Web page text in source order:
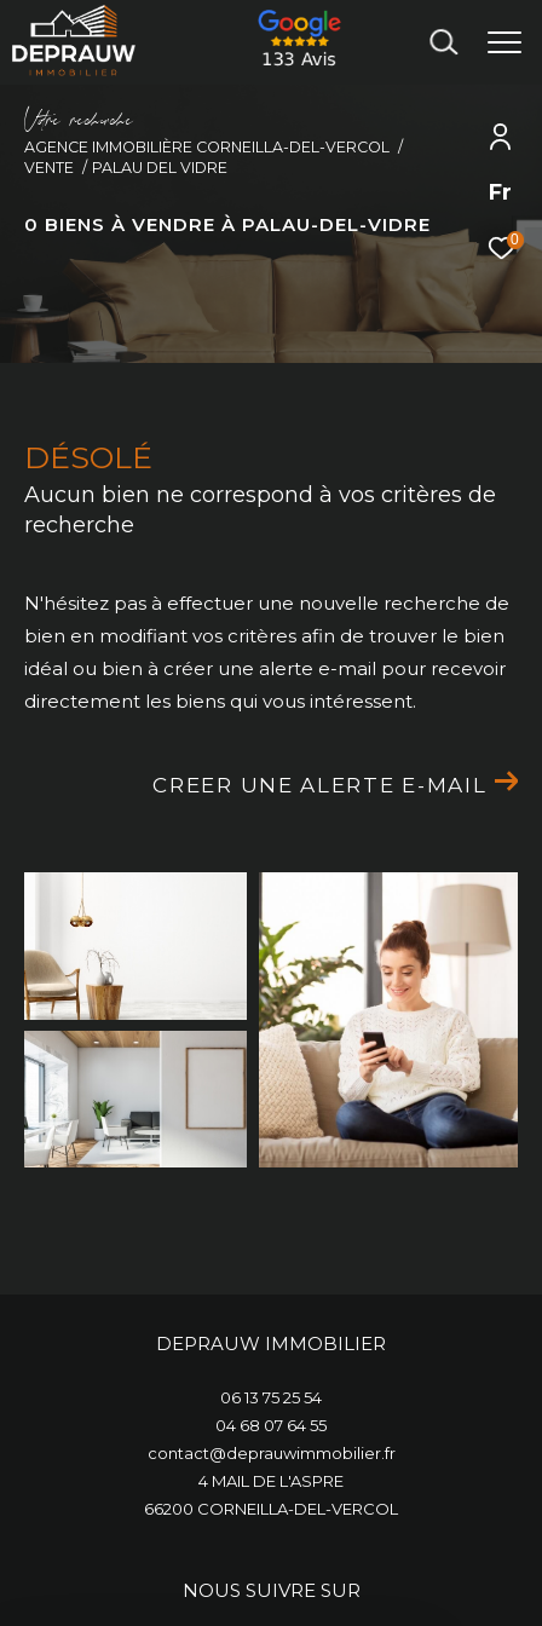
Fr
0
Vore recece
AGENCE IMMOBILIÈRE CORNEILLA-DEL-VERCOL
VENTE
PALAU DEL VIDRE
0 BIENS À VENDRE À PALAU-DEL-VIDRE
DÉSOLÉ
Aucun bien ne correspond à vos critères de
recherche
N'hésitez pas à effectuer une nouvelle recherche de
bien en modifiant vos critères afin de trouver le bien
idéal ou bien à créer une alerte e-mail pour recevoir
directement les biens qui vous intéressent.
CREER UNE ALERTE E-MAIL
DEPRAUW IMMOBILIER
06 13 75 25 54
04 68 07 64 55
contact@deprauwimmobilier.fr
4 MAIL DE L'ASPRE
66200
CORNEILLA-DEL-VERCOL
NOUS SUIVRE SUR